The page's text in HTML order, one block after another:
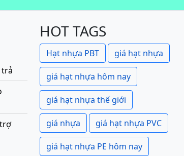
trả
HOT TAGS
Hạt nhựa PBT giá hạt nhựa
giá hạt nhựa hôm nay
giá hạt nhựa thế giới
giá nhựa giá hạt nhựa PVC
giá hạt nhựa PE hôm nay